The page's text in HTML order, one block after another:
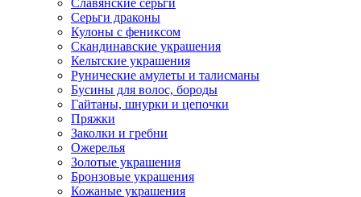
Славянские серьги
Серьги драконы
Кулоны с фениксом
Скандинавские украшения
Кельтские украшения
Рунические амулеты и талисманы
Бусины для волос, бороды
Гайтаны, шнурки и цепочки
Пряжки
Заколки и гребни
Ожерелья
Золотые украшения
Бронзовые украшения
Кожаные украшения